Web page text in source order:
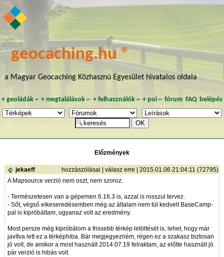
geocaching.hu ®
a Magyar Geocaching Közhasznú Egyesület hivatalos oldala
+ geoládák~ +megtalálások ~ + felhasználók~ + poi~ fórum FAQ belépés
Előzmények
jekaeff hozzászólásai válasz erre | 2015.01.06 21:04:11 (72795)
A Mapsource verzió nem oszt, nem szoroz.
- Természetesen van a gépemen 6.16.3 is, azzal is rosszul tervez.
- Sőt, végső elkeseredésemben még az általam nem túl kedvelt BaseCamp-
pal is kipróbáltam, ugyanaz volt az eredmény.
Most persze még kipróbálom a frissebb térkép letöltését is, lehet, hogy már
javítva lett ez a térképhiba. Bár megjegyezném, régen ez a szakasz biztosan
jó volt, de amikor a most használt 2014.07.19 felraktam, az előtte használt jó
pár verzió is hibás volt.